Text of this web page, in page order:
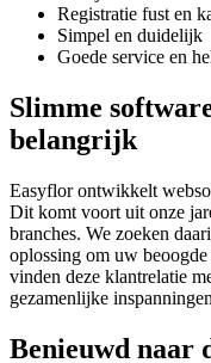
Registratie fust en
Simpel en duidelijk
Goede service en
Slimme
belangrijk
Easyflor ontwikkelt
Dit komt voort uit onze
branches. We zoeken
oplossing om uw
vinden deze klantrelatie
gezamenlijke
Benieuwd naar